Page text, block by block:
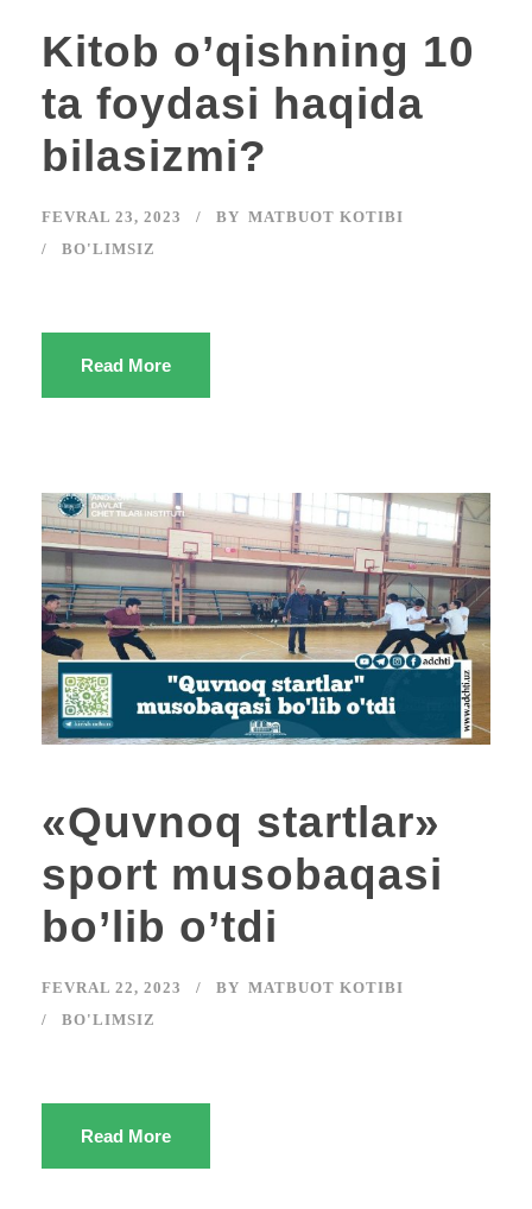
Kitob o’qishning 10
ta foydasi haqida
bilasizmi?
FEVRAL 23, 2023 BY MATBUOT KOTIBI
BO'LIMSIZ
Read More
«Quvnoq startlar»
sport musobaqasi
bo’lib o’tdi
FEVRAL 22, 2023 BY MATBUOT KOTIBI
BO'LIMSIZ
Read More